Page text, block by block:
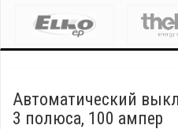
Автоматический
3 полюса, 100 ампер